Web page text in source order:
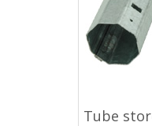
Tube